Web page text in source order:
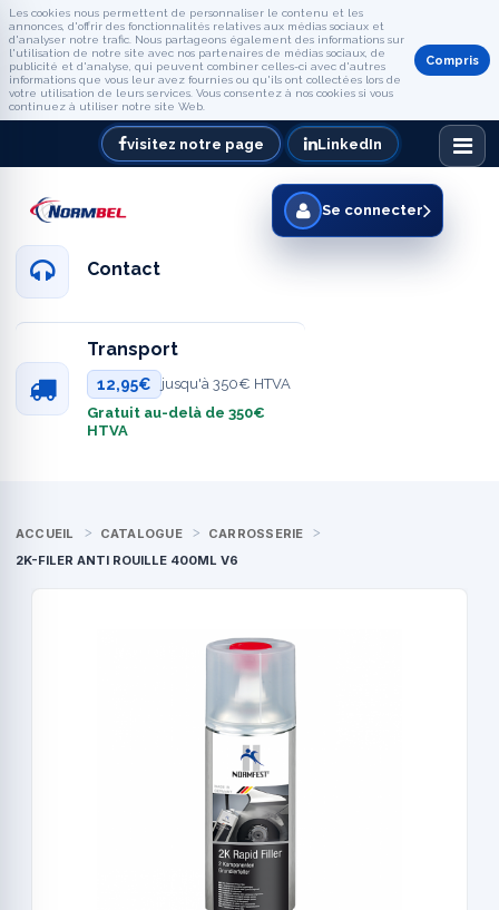
Les cookies nous permettent de personnaliser le contenu et les
annonces, d'offrir des fonctionnalités relatives aux médias sociaux et
d'analyser notre trafic. Nous partageons également des informations sur
l'utilisation de notre site avec nos partenaires de médias sociaux, de
publicité et d'analyse, qui peuvent combiner celles-ci avec d'autres
informations que vous leur avez fournies ou qu'ils ont collectées lors de
votre utilisation de leurs services. Vous consentez à nos cookies si vous
continuez à utiliser notre site Web.
Compris
visitez notre page LinkedIn
Contact
Transport
12,95€
jusqu'à 350€ HTVA
Gratuit au-delà de 350€
HTVA
Se connecter
ACCUEIL CATALOGUE
CARROSSERIE
2K-FILER ANTI ROUILLE 400ML V6